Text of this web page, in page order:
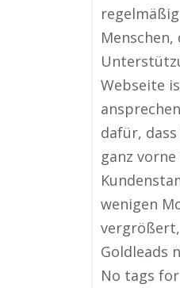
Menschen,
Webseite
dafür,
ganz
wenigen
Goldleads
No tags